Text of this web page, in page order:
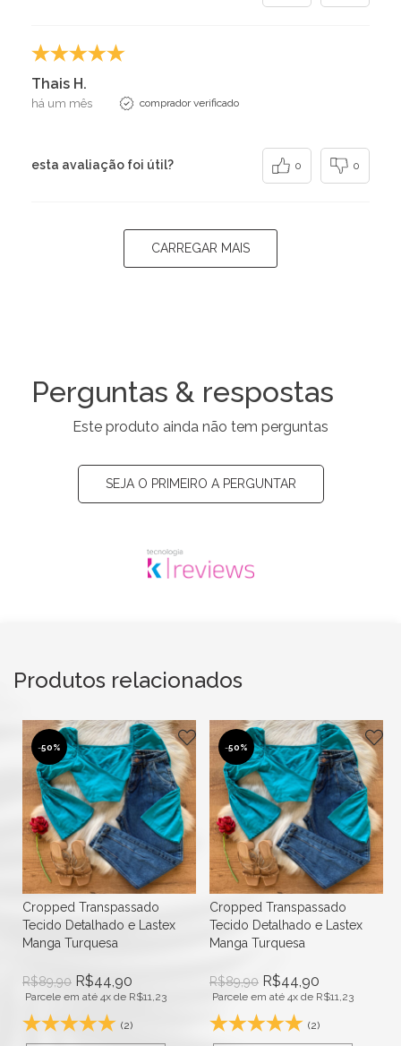
Thais H.
há um mês comprador verificado
esta avaliação foi útil? 0 0
CARREGAR MAIS
Perguntas & respostas
Este produto ainda não tem perguntas
SEJA O PRIMEIRO A PERGUNTAR
Produtos relacionados
-50%
Cropped Transpassado
Tecido Detalhado e Lastex
Manga Turquesa
R$89,90 R$44,90
Parcele em até 4x de R$11,23
(2)
-50%
Cropped Transpassado
Tecido Detalhado e Lastex
Manga Turquesa
R$89,90 R$44,90
Parcele em até 4x de R$11,23
(2)